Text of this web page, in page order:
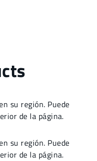
su región. Puede
de la página.
su región. Puede
de la página.